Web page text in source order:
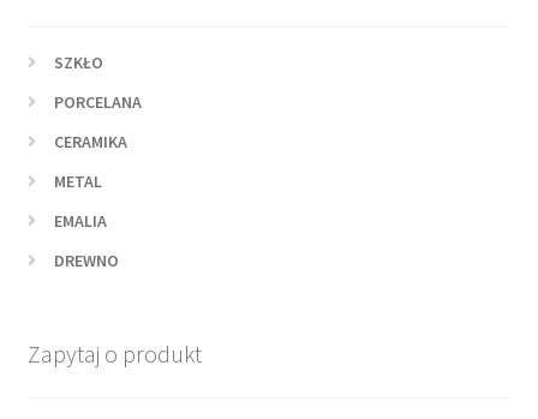
SZKŁO
PORCELANA
CERAMIKA
METAL
EMALIA
DREWNO
Zapytaj o produkt